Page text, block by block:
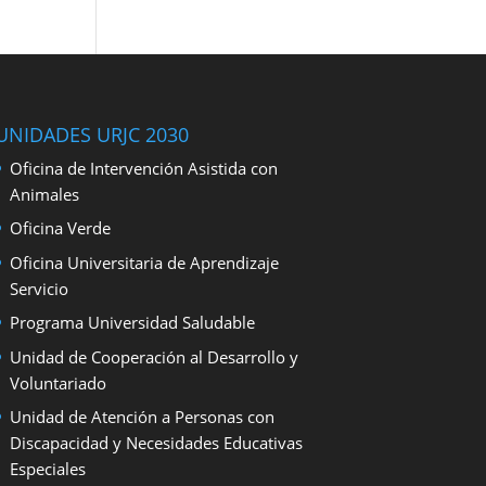
URJC 2030
Oficina de Intervención Asistida con
Animales
Oficina Verde
Oficina Universitaria de Aprendizaje
Servicio
Programa Universidad Saludable
Unidad de Cooperación al Desarrollo y
Voluntariado
Unidad de Atención a Personas con
Discapacidad y Necesidades Educativas
Especiales